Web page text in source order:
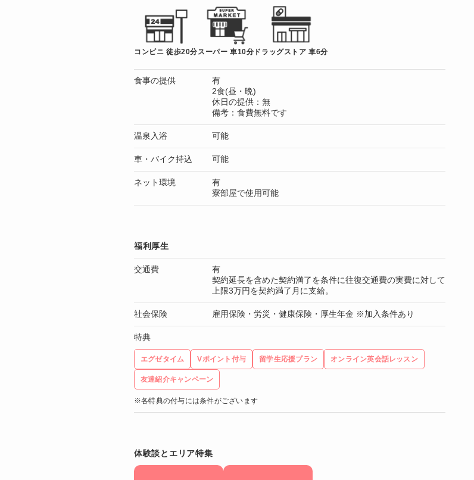
コンビニ 徒歩20分スーパー 車10分 ドラッグストア 車6分
食事の提供
有
2食(昼・晩)
休日の提供：無
備考：食費無料です
温泉入浴 可能
車・バイク持込 可能
ネット環境
有
寮部屋で使用可能
福利厚生
交通費
有
契約延長を含めた契約満了を条件に往復交通費の実費に対して
上限3万円を契約満了月に支給。
社会保険 雇用保険・労災・健康保険・厚生年金 ※加入条件あり
特典
エグゼタイム Vポイント付与 留学生応援プラン オンライン英会話レッスン
友達紹介キャンペーン
※各特典の付与には条件がございます
体験談とエリア特集